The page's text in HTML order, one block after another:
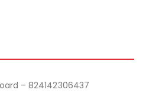
– 824142306437